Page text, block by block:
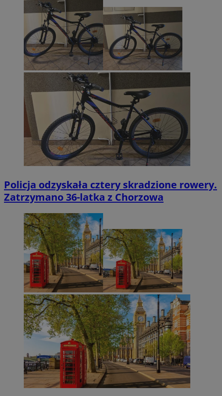
Policja odzyskała cztery skradzione rowery.
Zatrzymano 36-latka z Chorzowa